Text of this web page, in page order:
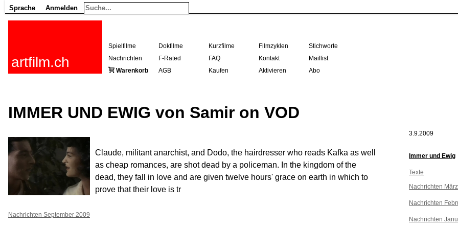
Sprache Anmelden
artfilm.ch
Spielfilme Dokfilme Kurzfilme Filmzyklen
Stichworte
Nachrichten
F-Rated FAQ Kontakt
Maillist
Warenkorb
AGB Kaufen Aktivieren Abo
IMMER UND EWIG von Samir on VOD
3.9.2009
Immer und Ewig
Texte
Nachrichten
Nachrichten
Nachrichten
Claude, militant anarchist, and Dodo, the hairdresser who reads Kafka as well
as cheap romances, are shot dead by a policeman. In the kingdom of the
dead, they fall in love and are given twelve hours' grace on earth in which to
prove that their love is tr
Nachrichten September 2009